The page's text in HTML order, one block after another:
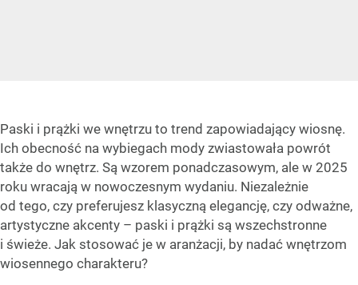
Paski i prążki we wnętrzu to trend zapowiadający wiosnę.
Ich obecność na wybiegach mody zwiastowała powrót
także do wnętrz. Są wzorem ponadczasowym, ale w 2025
roku wracają w nowoczesnym wydaniu. Niezależnie
od tego, czy preferujesz klasyczną elegancję, czy odważne,
artystyczne akcenty – paski i prążki są wszechstronne
i świeże. Jak stosować je w aranżacji, by nadać wnętrzom
wiosennego charakteru?